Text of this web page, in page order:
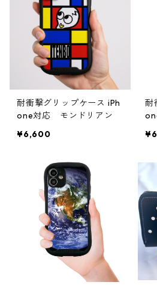
耐衝撃グリップケース iPh
one対応 モンドリアン
¥6,600
耐